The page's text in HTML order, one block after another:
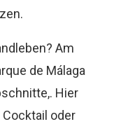
Am
de Málaga
Hier
Cocktail oder